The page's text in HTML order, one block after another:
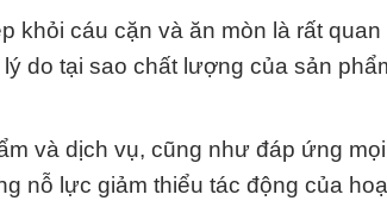
khỏi cáu cặn và ăn mòn là rất quan
do tại sao chất lượng của sản
và dịch vụ, cũng như đáp ứng
nỗ lực giảm thiểu tác động của